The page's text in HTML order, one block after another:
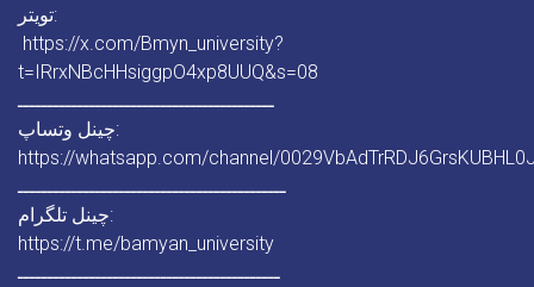
تویتر:
https://x.com/Bmyn_university?
t=IRrxNBcHHsiggpO4xp8UUQ&s=08
ـــــــــــــــــــــــــــــــــــــــــــ
چینل وتساپ:
https://whatsapp.com/channel/
ـــــــــــــــــــــــــــــــــــــــــــــ
چینل تلگرام:
https://t.me/bamyan_university
ــــــــــــــــــــــــــــــــــــــــــــ